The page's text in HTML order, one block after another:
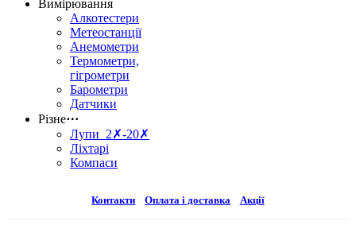
Вимірювання
Алкотестери
Метеостанції
Анемометри
Термометри,
гігрометри
Барометри
Датчики
Різне⋯
Лупи 2✗-20✗
Ліхтарі
Компаси
Контакти Оплата і доставка Акції